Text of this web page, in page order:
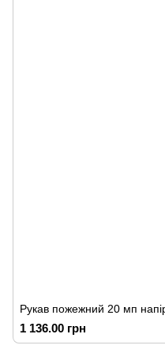
Рукав пожежний 20 мп
1 136.00 грн